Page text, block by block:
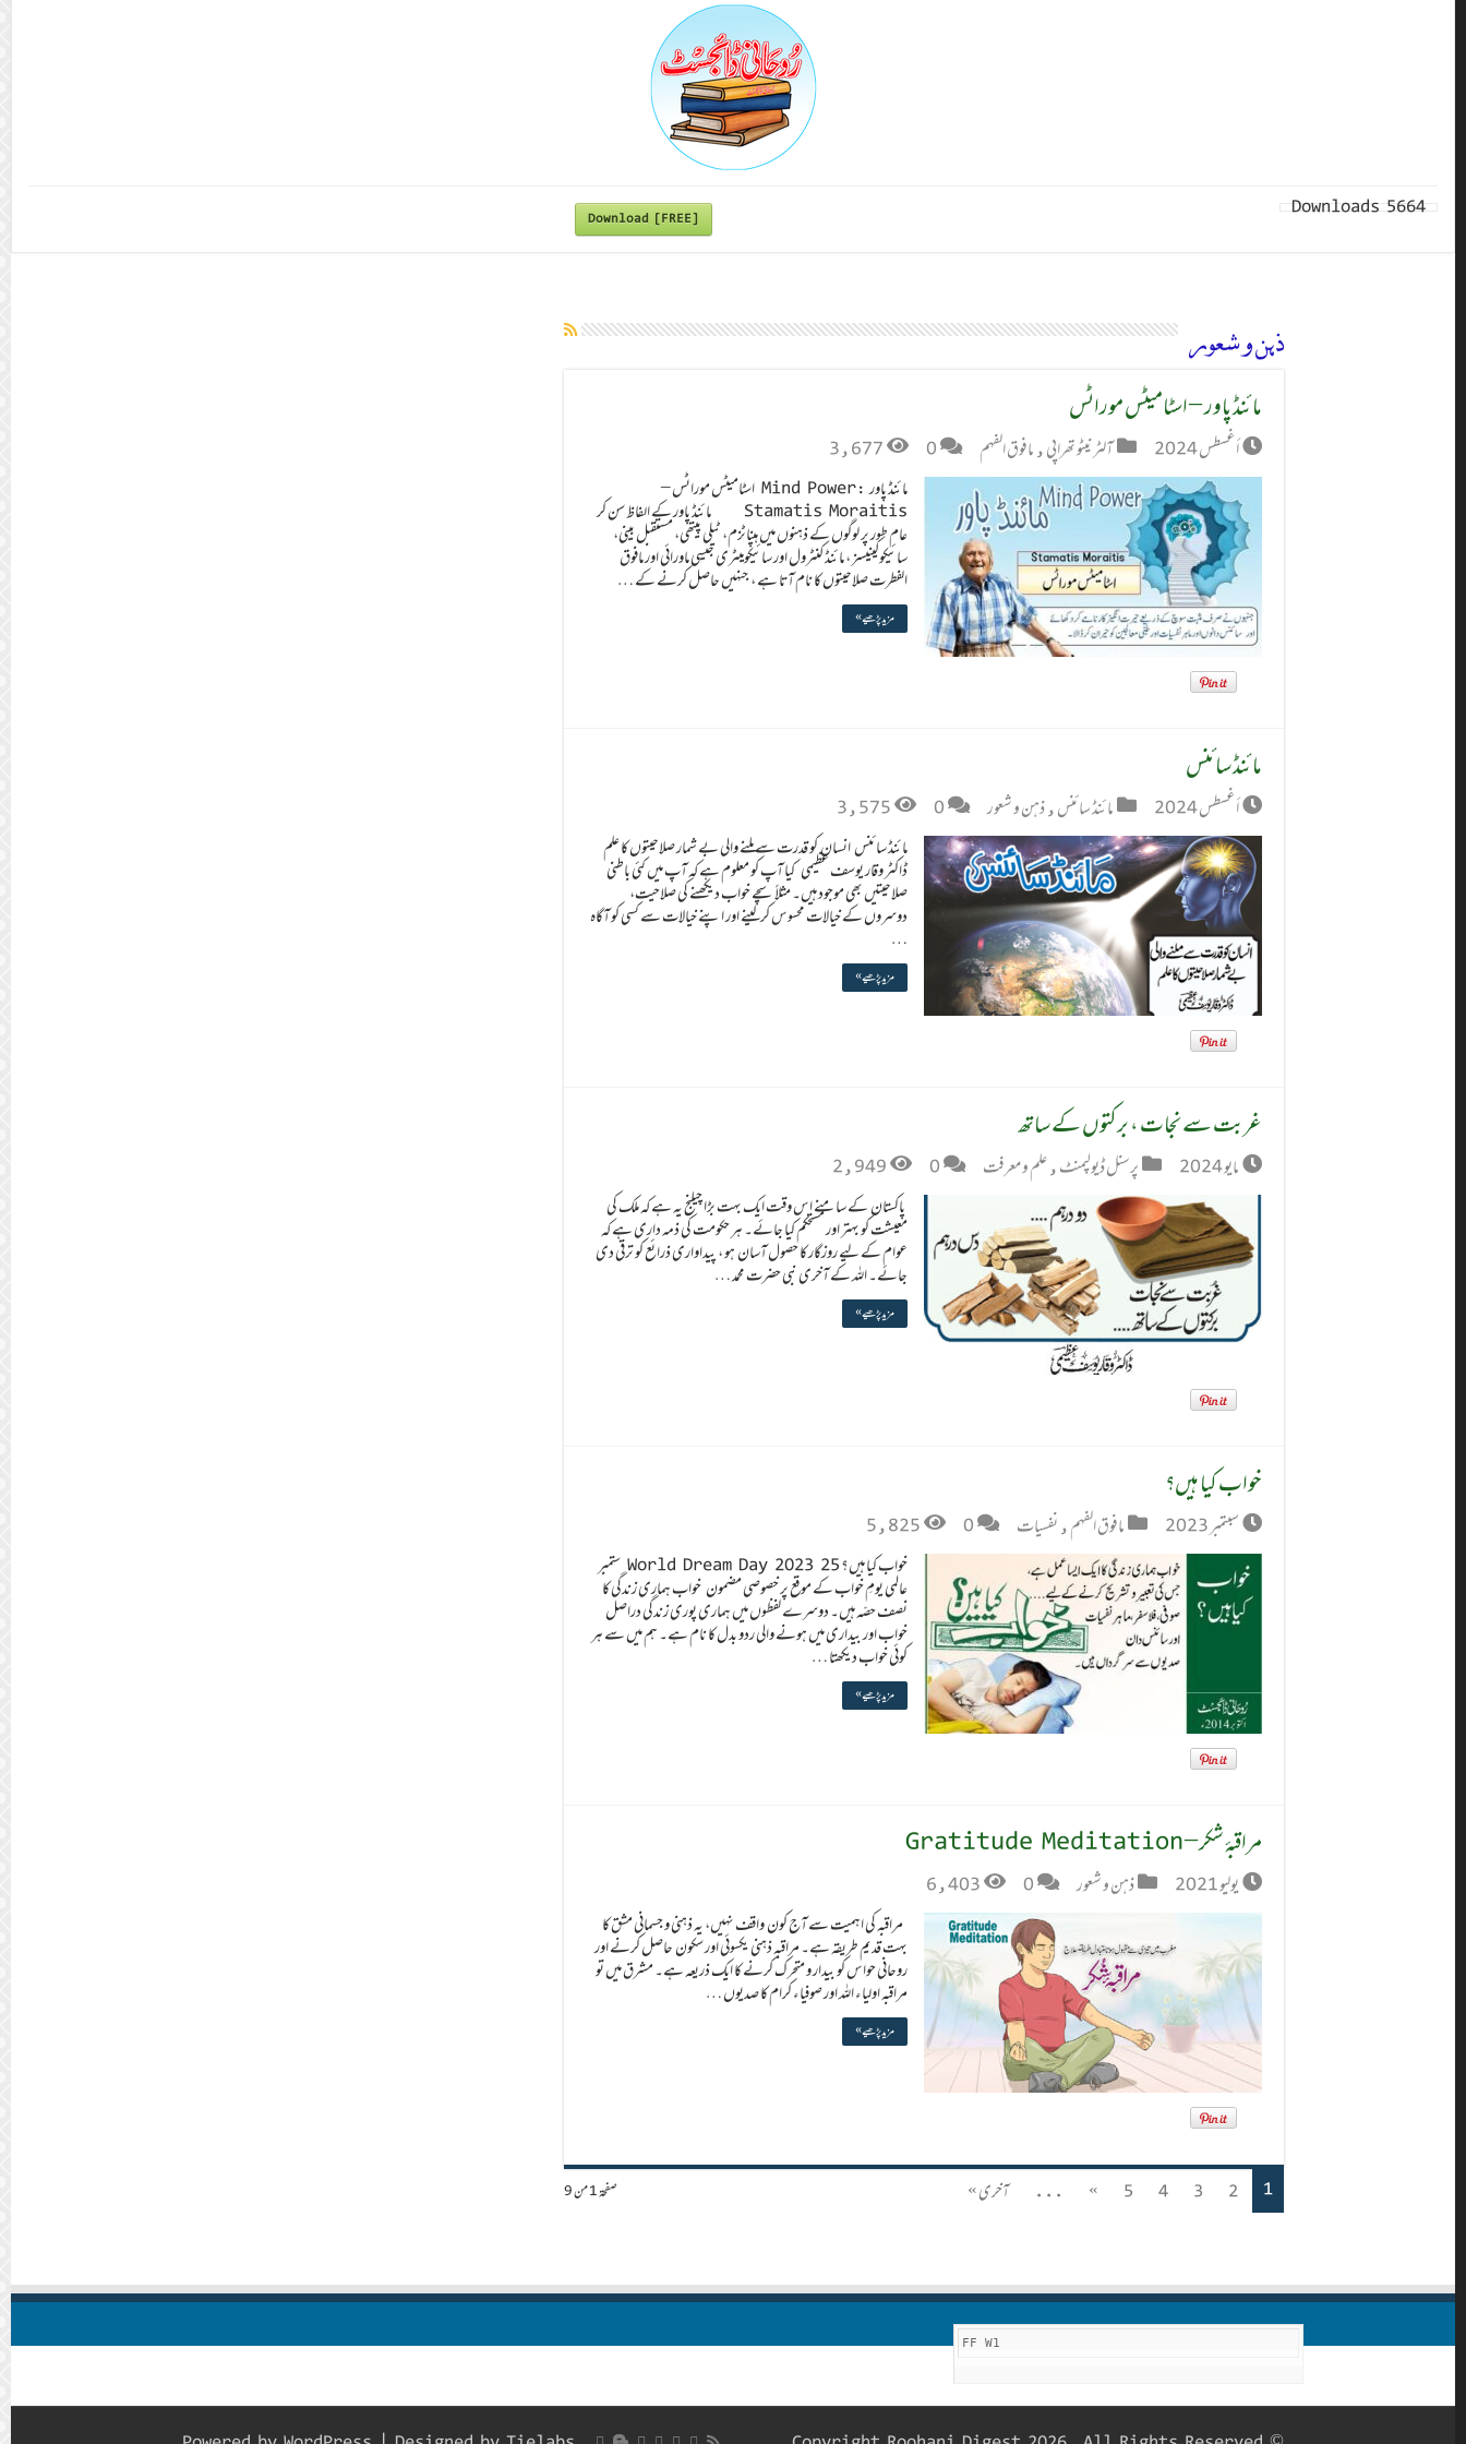
Download [FREE] 5664
Downloads
ذہن و شعور
مائنڈ پاور – اسٹامیٹس موراٹس
أغسطس 2024 آلٹر نیٹو تھراپی,مافوق الفہم 0
3,677
مائنڈ پاور : Mind Power اسٹامیٹس موراٹس –
Stamatis Moraitis مائنڈ پاور کے الفاظ سن کر
عام طور پر لوگوں کے ذہنوں میں ہپناٹزم، ٹیلی پیتھی، مستقبل بینی،
سائیکوکینیسز ، مائنڈ کنٹرول اور سائیکومیٹری جیسی ماورائی اور مافوق
الفطرت صلاحیتوں کا نام آتا ہے ، جنہیں حاصل کرنے کے …
مزید پڑھیے »
مائنڈ سائنس
أغسطس 2024 مائنڈ سائنس,ذہن و شعور 0
3,575
مائنڈ سائنس انسان کو قدرت سے ملنے والی بے شمار صلاحیتوں کا علم
ڈاکٹر وقار یوسف عظیمی کیا آپ کو معلوم ہے کہ آپ میں کئی باطنی
صلاحیتیں بھی موجود ہیں۔ مثلاً سچے خواب دیکھنے کی صلاحیت،
دوسروں کے خیالات محسوس کرلینے اور اپنے خیالات سے کسی کو آگاہ
…
مزید پڑھیے »
غربت سے نجات ، برکتوں کے ساتھ
مايو 2024 پرسنل ڈیولپمنٹ,علم و معرفت 0
2,949
پاکستان کے سامنے اس وقت ایک بہت بڑا چیلنج یہ ہے کہ ملک کی
معیشت کو بہتر اور مستحکم کیا جائے۔ ہر حکومت کی ذمہ داری ہے کہ
عوام کے لیے روزگار کا حصول آسان ہو ، پیداواری ذرائع کو ترقی دی
جائے۔ اللہ کے آخری نبی حضرت محمد …
مزید پڑھیے »
خواب کیا ہیں؟
سبتمبر 2023 مافوق الفہم,نفسیات 0
5,825
خواب کیا ہیں؟ World Dream Day 2023 25 ستمبر
عالمی یومِ خواب کے موقع پر خصوصی مضمون خواب ہماری زندگی کا
نصف حصّہ ہیں۔ دوسرے لفظوں میں ہماری پوری زندگی دراصل
خواب اور بیداری میں ہونے والی ردو بدل کا نام ہے۔ ہم میں سے ہر
کوئی خواب دیکھتا …
مزید پڑھیے »
مراقبۂ شکر – Gratitude Meditation
يوليو 2021 ذہن و شعور 0
6,403
مراقبہ کی اہمیت سے آج کون واقف نہیں، یہ ذہنی و جسمانی مشق کا
بہت قدیم طریقہ ہے۔ مراقبہ ذہنی یکسوئی اور سکون حاصل کرنے اور
روحانی حواس کو بیدار و متحرک کرنے کا ایک ذریعہ ہے۔ مشرق میں تو
مراقبہ اولیاء اللہ اور صوفیاء کرام کا صدیوں …
مزید پڑھیے »
صفحة 1 من 9 1
2
3
4
5
»
... آخری »
FF W1